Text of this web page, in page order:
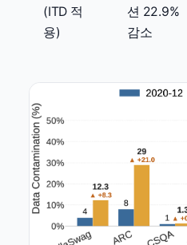
(ITD 적
용)
션 22.9%
감소